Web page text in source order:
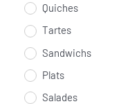
Quiches
Tartes
Sandwichs
Plats
Salades